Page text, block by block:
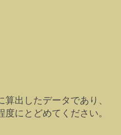
出したデータであり、
にとどめてください。